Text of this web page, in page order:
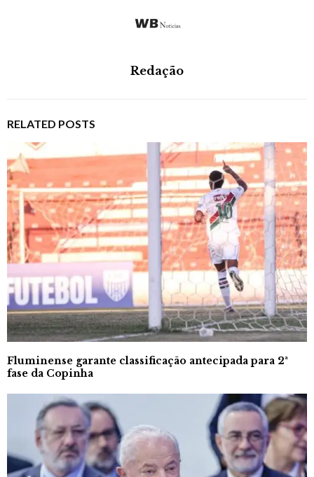
Redação
RELATED POSTS
Fluminense garante classificação antecipada para 2ª
fase da Copinha